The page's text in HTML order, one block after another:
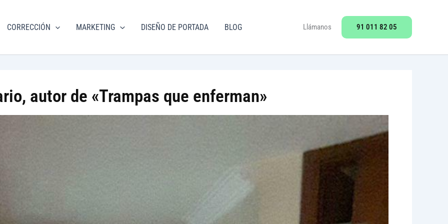
CORRECCIÓN MARKETING DISEÑO DE PORTADA BLOG Llámanos 91 011 82 05
autor de «Trampas que enferman»